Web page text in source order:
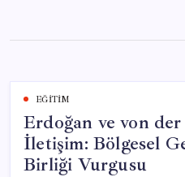
content
EĞITIM
Erdoğan ve von
İletişim: Bölgesel
Birliği Vurgusu